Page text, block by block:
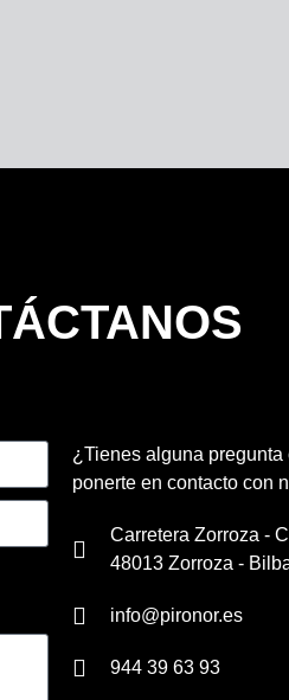
¿Tienes alguna
ponerte en contacto con
Carretera Zorroza -
48013 Zorroza -
info@pironor.es
944 39 63 93